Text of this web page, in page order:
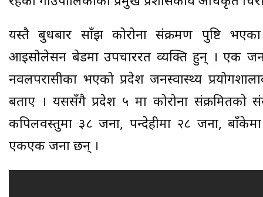
यस्तै बुधबार साँझ कोरोना संक्रमण पुष्टि
आइसोलेसन बेडमा उपचाररत व्यक्ति हुन् । एक
नवलपरासीका भएको प्रदेश जनस्वास्थ्य
बताए । यससँगै प्रदेश ५ मा कोरोना
कपिलवस्तुमा ३८ जना, रुपन्देहीमा २८ जना,
एकएक जना छन् ।